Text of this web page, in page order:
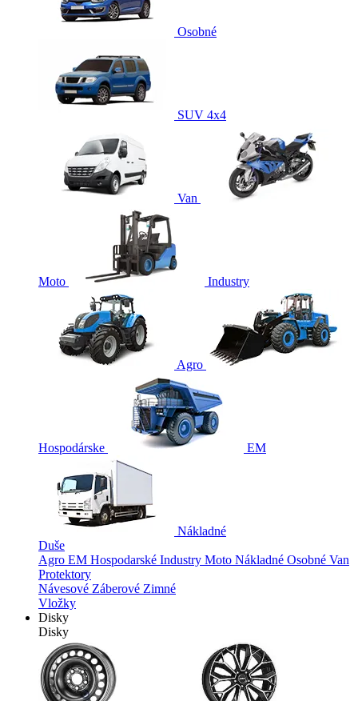
Osobné
SUV 4x4
Van
Moto Industry
Agro
Hospodárske EM
Nákladné
Duše
Agro EM Hospodarské Industry Moto Nákladné Osobné Van
Protektory
Návesové Záberové Zimné
Vložky
Disky
Disky